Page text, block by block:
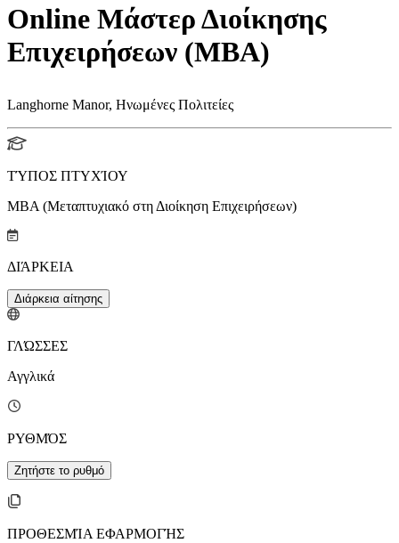
Online Μάστερ Διοίκησης
Επιχειρήσεων (MBA)
Langhorne Manor, Ηνωμένες Πολιτείες
ΤΎΠΟΣ ΠΤΥΧΊΟΥ
MBA (Μεταπτυχιακό στη Διοίκηση Επιχειρήσεων)
ΔΙΆΡΚΕΙΑ
Διάρκεια αίτησης
ΓΛΏΣΣΕΣ
Αγγλικά
ΡΥΘΜΌΣ
Ζητήστε το ρυθμό
ΠΡΟΘΕΣΜΊΑ ΕΦΑΡΜΟΓΉΣ